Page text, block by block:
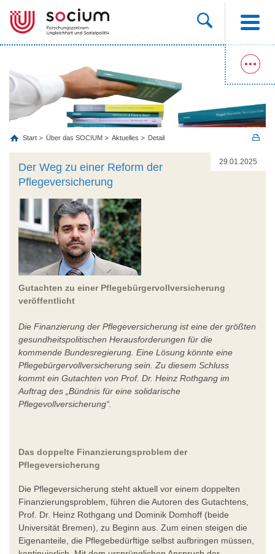
Start Über das SOCIUM Aktuelles Detail
29.01.2025
Der Weg zu einer Reform der
Pflegeversicherung
Gutachten zu einer Pflegebürgervollversicherung
veröffentlicht
Die Finanzierung der Pflegeversicherung ist eine der größten
gesundheitspolitischen Herausforderungen für die
kommende Bundesregierung. Eine Lösung könnte eine
Pflegebürgervollversicherung sein. Zu diesem Schluss
kommt ein Gutachten von Prof. Dr. Heinz Rothgang im
Auftrag des „Bündnis für eine solidarische
Pflegevollversicherung“.
Das doppelte Finanzierungsproblem der
Pflegeversicherung
Die Pflegeversicherung steht aktuell vor einem doppelten
Finanzierungsproblem, führen die Autoren des Gutachtens,
Prof. Dr. Heinz Rothgang und Dominik Domhoff (beide
Universität Bremen), zu Beginn aus. Zum einen steigen die
Eigenanteile, die Pflegebedürftige selbst aufbringen müssen,